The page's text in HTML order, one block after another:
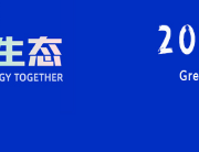
日程安排
参展流程
展会回顾
我要参观
团体观众